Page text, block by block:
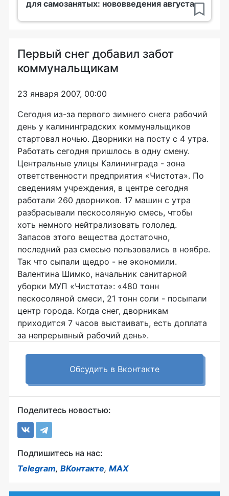
для самозанятых: нововведения августа
Первый снег добавил забот
коммунальщикам
23 января 2007, 00:00
Сегодня из-за первого зимнего снега рабочий
день у калининградских коммунальщиков
стартовал ночью. Дворники на посту с 4 утра.
Работать сегодня пришлось в одну смену.
Центральные улицы Калининграда - зона
ответственности предприятия «Чистота». По
сведениям учреждения, в центре сегодня
работали 260 дворников. 17 машин с утра
разбрасывали пескосоляную смесь, чтобы
хоть немного нейтрализовать гололед.
Запасов этого вещества достаточно,
последний раз смесью пользовались в ноябре.
Так что сыпали щедро - не экономили.
Валентина Шимко, начальник санитарной
уборки МУП «Чистота»: «480 тонн
пескосоляной смеси, 21 тонн соли - посыпали
центр города. Когда снег, дворникам
приходится 7 часов выстаивать, есть доплата
за непрерывный рабочий день».
Обсудить в Вконтакте
Поделитесь новостью:
Подпишитесь на нас:
Telegram, ВКонтакте, MAX